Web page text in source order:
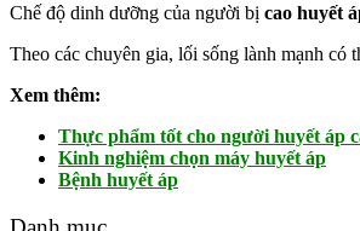
Chế độ dinh dưỡng của người bị cao huyết
Theo các chuyên gia, lối sống lành mạnh có
Xem thêm:
Thực phẩm tốt cho người huyết áp
Kinh nghiệm chọn máy huyết áp
Bệnh huyết áp